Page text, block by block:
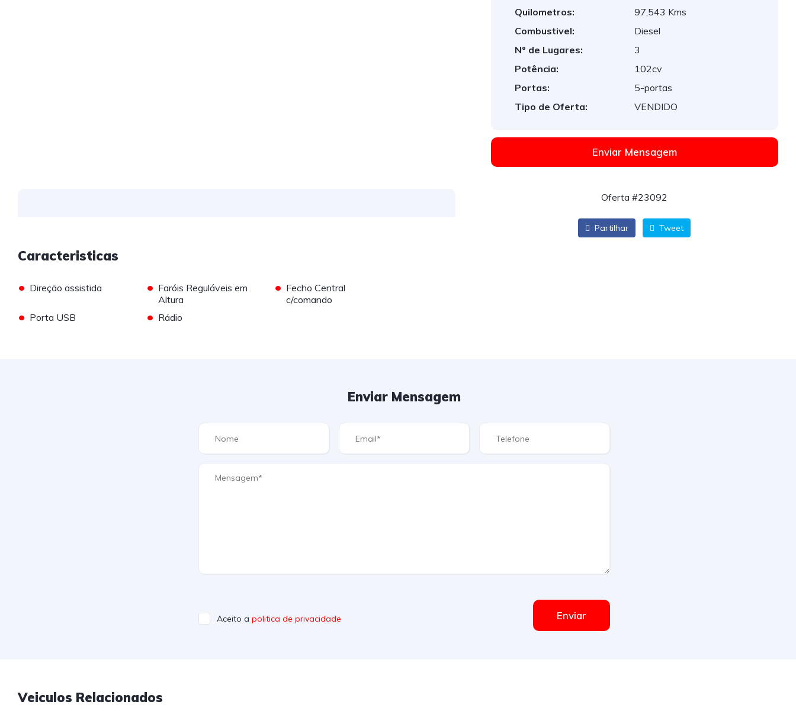
Caracteristicas
• Direção assistida • Faróis Reguláveis em
Altura
• Fecho Central
c/comando
• Porta USB • Rádio
Quilometros:
97,543 Kms
Combustivel:
Diesel
Nº de Lugares:
3
Potência:
102cv
Portas:
5-portas
Tipo de Oferta:
VENDIDO
Enviar Mensagem
Oferta #23092
Partilhar Tweet
Enviar Mensagem
Aceito a politica de privacidade Enviar
Veiculos Relacionados